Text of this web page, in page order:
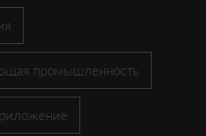
промышленность